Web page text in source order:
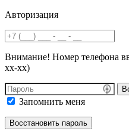
Авторизация
Внимание! Номер телефона
хх-хх)
Запомнить меня